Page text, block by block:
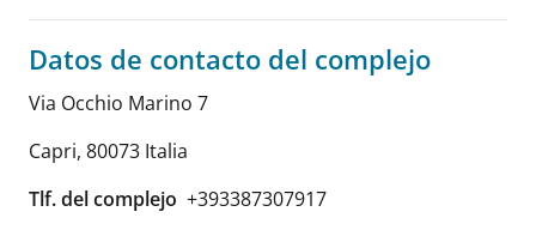
Datos de contacto del complejo
Via Occhio Marino 7
Capri, 80073 Italia
Tlf. del complejo +393387307917